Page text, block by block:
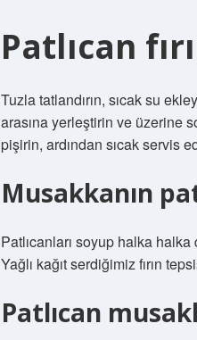
Patlıcan
Tuzla tatlandırın, sıcak su
arasına yerleştirin ve üzerine
pişirin, ardından sıcak servis
Musakkanın
Patlıcanları soyup halka
Yağlı kağıt serdiğimiz fırın
Patlıcan